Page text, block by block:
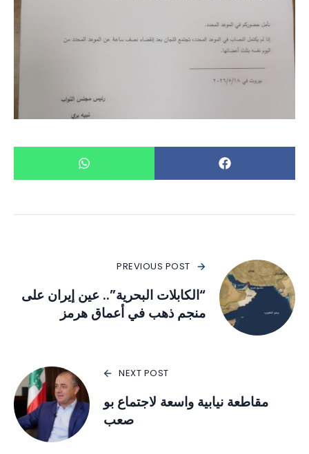
PREVIOUS POST
“الكابلات البحرية”.. عين إيران على
منجم ذهب في أعماق هرمز
NEXT POST
مقاطعة نيابية واسعة لاجتماع بو
صعب